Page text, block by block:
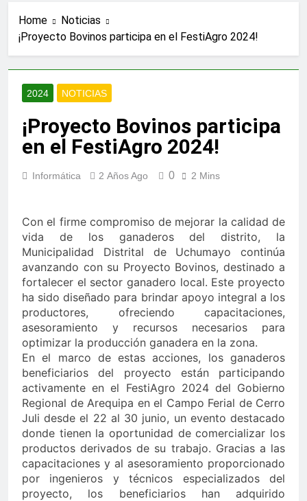
Home
Noticias
¡Proyecto Bovinos participa en el FestiAgro 2024!
2024 NOTICIAS
¡Proyecto Bovinos participa
en el FestiAgro 2024!
Informática 2 Años Ago 0 2 Mins
Con el firme compromiso de mejorar la calidad de
vida de los ganaderos del distrito, la
Municipalidad Distrital de Uchumayo continúa
avanzando con su Proyecto Bovinos, destinado a
fortalecer el sector ganadero local. Este proyecto
ha sido diseñado para brindar apoyo integral a los
productores, ofreciendo capacitaciones,
asesoramiento y recursos necesarios para
optimizar la producción ganadera en la zona.
En el marco de estas acciones, los ganaderos
beneficiarios del proyecto están participando
activamente en el FestiAgro 2024 del Gobierno
Regional de Arequipa en el Campo Ferial de Cerro
Juli desde el 22 al 30 junio, un evento destacado
donde tienen la oportunidad de comercializar los
productos derivados de su trabajo. Gracias a las
capacitaciones y al asesoramiento proporcionado
por ingenieros y técnicos especializados del
proyecto, los beneficiarios han adquirido